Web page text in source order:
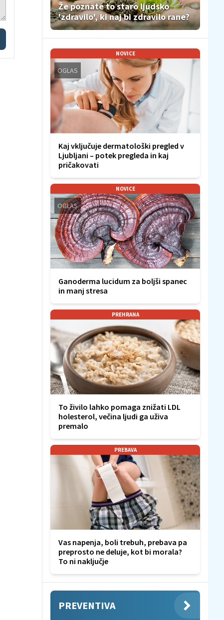
Že poznate to staro ljudsko
'zdravilo', ki naj bi zdravilo rane?
NOVICE
OGLAS
Kaj vključuje dermatološki pregled v
Ljubljani – potek pregleda in kaj
pričakovati
NOVICE
OGLAS
Ganoderma lucidum za boljši spanec
in manj stresa
PREHRANA
To živilo lahko pomaga znižati LDL
holesterol, večina ljudi ga uživa
premalo
PREBAVA
Vas napenja, boli trebuh, prebava pa
preprosto ne deluje, kot bi morala?
To ni naključje
PREVENTIVA